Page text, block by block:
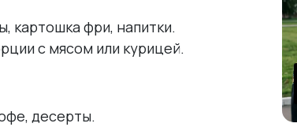
картошка фри, напитки.
с мясом или курицей.
десерты.